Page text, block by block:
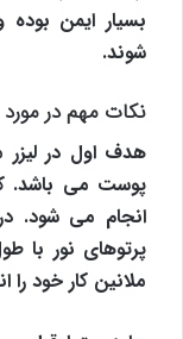
بسیار ایمن
شوند.
نکات مهم در مورد
هدف اول در
پوست می باشد.
انجام می شود‌.
پرتوهای نور با
ملانین کار خود